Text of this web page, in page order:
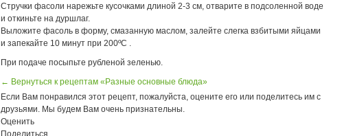
Стручки фасоли нарежьте кусочками длиной 2-3 см, отварите в подсоленной воде
и откиньте на дуршлаг.
Выложите фасоль в форму, смазанную маслом, залейте слегка взбитыми яйцами
и запекайте 10 минут при 200ºС .
При подаче посыпьте рубленой зеленью.
← Вернуться к рецептам «Разные основные блюда»
Если Вам понравился этот рецепт, пожалуйста, оцените его или поделитесь им с
друзьями. Мы будем Вам очень признательны.
Оценить